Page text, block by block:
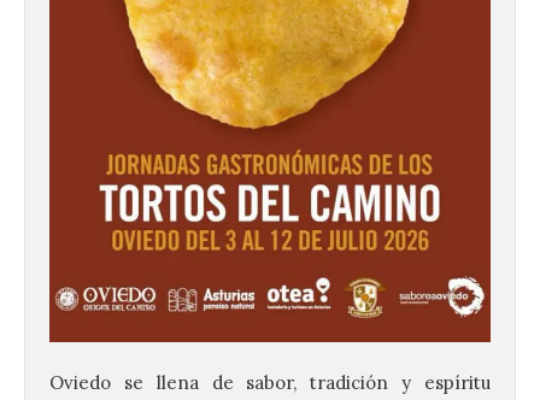
Oviedo se llena de sabor, tradición y espíritu